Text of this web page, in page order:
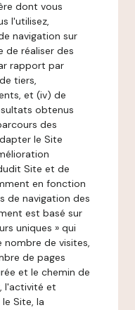
dont vous
l'utilisez,
navigation sur
de réaliser des
rapport par
tiers,
et (iv) de
obtenus
des
le Site
Site et de
en fonction
de navigation des
est basé sur
uniques » qui
nombre de visites,
de pages
et le chemin de
l'activité et
Site, la